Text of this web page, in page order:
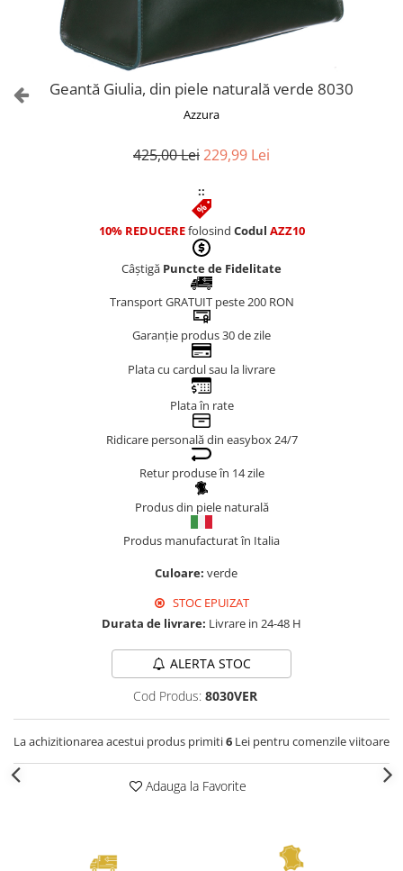
Genti Aurii
Genti bleo
Genți AlbeGeantă Giulia, din piele naturală verde 8030
Azzura
425,00 Lei229,99 Lei
::
10% REDUCEREfolosind Codul AZZ10
Câștigă Puncte de Fidelitate
Transport GRATUIT peste 200 RON
Garanție produs 30 de zile
Plata cu cardul sau la livrare
Plata în rate
Ridicare personală din easybox 24/7
Retur produse în 14 zile
Produs din piele naturală
Produs manufacturat în Italia
Culoare: verde
STOC EPUIZAT
Durata de livrare: Livrare in 24-48 H
ALERTA STOC
Cod Produs: 8030VER
La achizitionarea acestui produs primiti6 Lei pentru comenzile viitoare
Adauga la Favorite